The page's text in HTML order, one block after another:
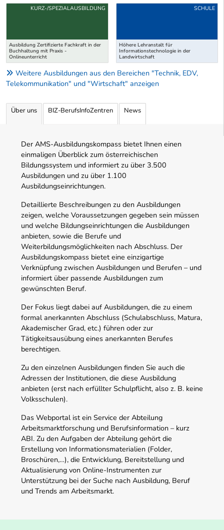
Uber weitere Ausbildungsvorschläge
Ausbildung Zertifizierte Fachkraft in der
Buchhaltung mit Praxis -
Onlineunterricht
KURZ-/SPEZIALAUSBILDUNG
Höhere Lehranstalt für
Informationstechnologie in der
Landwirtschaft
SCHULE
Weitere Ausbildungen aus den Bereichen "Technik, EDV,
Telekommunikation" und "Wirtschaft" anzeigen
Über uns BIZ-BerufsInfoZentren News
Der AMS-Ausbildungskompass bietet Ihnen einen
einmaligen Überblick zum österreichischen
Bildungssystem und informiert zu über 3.500
Ausbildungen und zu über 1.100
Ausbildungseinrichtungen.
Detaillierte Beschreibungen zu den Ausbildungen
zeigen, welche Voraussetzungen gegeben sein müssen
und welche Bildungseinrichtungen die Ausbildungen
anbieten, sowie die Berufe und
Weiterbildungsmöglichkeiten nach Abschluss. Der
Ausbildungskompass bietet eine einzigartige
Verknüpfung zwischen Ausbildungen und Berufen – und
informiert über passende Ausbildungen zum
gewünschten Beruf.
Der Fokus liegt dabei auf Ausbildungen, die zu einem
formal anerkannten Abschluss (Schulabschluss, Matura,
Akademischer Grad, etc.) führen oder zur
Tätigkeitsausübung eines anerkannten Berufes
berechtigen.
Zu den einzelnen Ausbildungen finden Sie auch die
Adressen der Institutionen, die diese Ausbildung
anbieten (erst nach erfüllter Schulpflicht, also z. B. keine
Volksschulen).
Das Webportal ist ein Service der Abteilung
Arbeitsmarktforschung und Berufsinformation – kurz
ABI. Zu den Aufgaben der Abteilung gehört die
Erstellung von Informationsmaterialien (Folder,
Broschüren,…), die Entwicklung, Bereitstellung und
Aktualisierung von Online-Instrumenten zur
Unterstützung bei der Suche nach Ausbildung, Beruf
und Trends am Arbeitsmarkt.